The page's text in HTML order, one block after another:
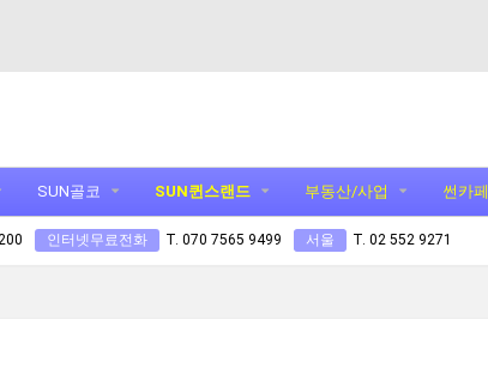
SUN골코 SUN퀸스랜드 부동산/사업 썬카페
인터넷무료전화 T. 070 7565 9499 서울 T. 02 552 9271